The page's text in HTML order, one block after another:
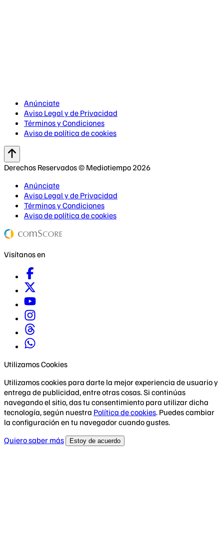
Anúnciate
Aviso Legal y de Privacidad
Términos y Condiciones
Aviso de política de cookies
Derechos Reservados © Mediotiempo 2026
Anúnciate
Aviso Legal y de Privacidad
Términos y Condiciones
Aviso de política de cookies
Visítanos en
Utilizamos Cookies
Utilizamos cookies para darte la mejor experiencia de usuario y
entrega de publicidad, entre otras cosas. Si continúas
navegando el sitio, das tu consentimiento para utilizar dicha
tecnología, según nuestra Política de cookies. Puedes cambiar
la configuración en tu navegador cuando gustes.
Quiero saber más
Estoy de acuerdo